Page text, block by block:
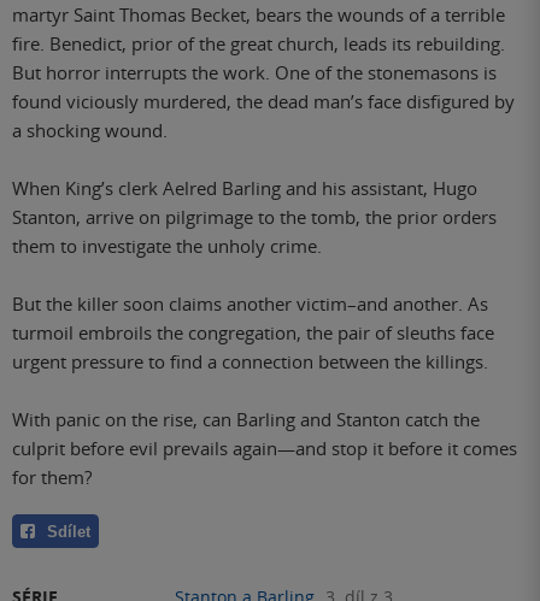
martyr Saint Thomas Becket, bears the wounds of a terrible
fire. Benedict, prior of the great church, leads its rebuilding.
But horror interrupts the work. One of the stonemasons is
found viciously murdered, the dead man’s face disfigured by
a shocking wound.
When King’s clerk Aelred Barling and his assistant, Hugo
Stanton, arrive on pilgrimage to the tomb, the prior orders
them to investigate the unholy crime.
But the killer soon claims another victim–and another. As
turmoil embroils the congregation, the pair of sleuths face
urgent pressure to find a connection between the killings.
With panic on the rise, can Barling and Stanton catch the
culprit before evil prevails again—and stop it before it comes
for them?
Sdílet
SÉRIE Stanton a Barling 3. díl z 3